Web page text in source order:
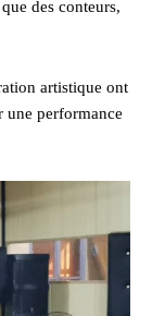
des conteurs,
artistique ont
une performance